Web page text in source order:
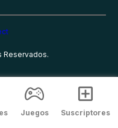
Reservados.
Juegos Suscriptores